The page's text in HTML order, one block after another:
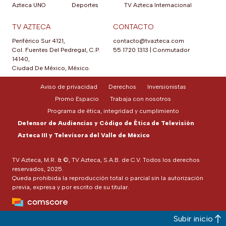
Azteca UNO
Deportes
TV Azteca Internacional
TV AZTECA
Periférico Sur 4121,
Col. Fuentes Del Pedregal, C.P.
14140,
Ciudad De México, México.
CONTACTO
contacto@tvazteca.com
55 1720 1313
Conmutador
TV Azteca, M.R. & ©, TV Azteca, S.A.B. de C.V. Todos los derechos
reservados, 2025.
Queda prohibida la reproducción total o parcial sin la autorización
previa, expresa y por escrito de su titular.
Aviso de privacidad Derechos
Inversionistas
Promo Espacio
Trabaja con nosotros
Programa de ética, integridad y cumplimiento
Defensor de Audiencias y Código de Ética de Televisión
Azteca III y Televisora del Valle de México
Subir inicio